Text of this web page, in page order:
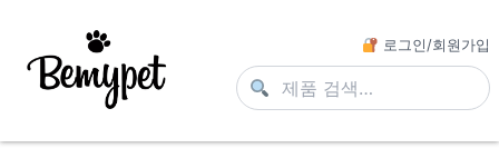
로그인/회원가입